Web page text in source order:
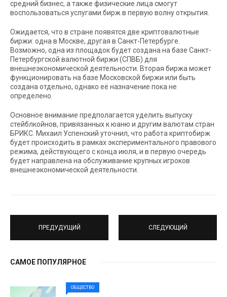
средний бизнес, а также физические лица смогут
воспользоваться услугами бирж в первую волну открытия.
Ожидается, что в стране появятся две криптовалютные
биржи: одна в Москве, другая в Санкт-Петербурге.
Возможно, одна из площадок будет создана на базе Санкт-
Петербургской валютной биржи (СПВБ) для
внешнеэкономической деятельности. Вторая биржа может
функционировать на базе Московской биржи или быть
создана отдельно, однако её назначение пока не
определено.
Основное внимание предполагается уделить выпуску
стейблкойнов, привязанных к юаню и другим валютам стран
БРИКС. Михаил Успенский уточнил, что работа криптобирж
будет происходить в рамках экспериментального правового
режима, действующего с конца июля, и в первую очередь
будет направлена на обслуживание крупных игроков
внешнеэкономической деятельности.
ПРЕДУДУЩИЙ СЛЕДУЮЩИЙ
САМОЕ ПОПУЛЯРНОЕ
ОБЩЕСТВО